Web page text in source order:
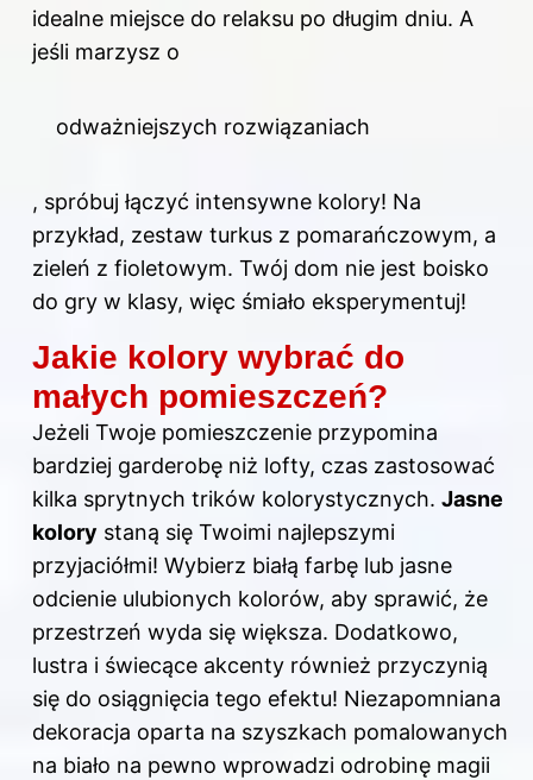
idealne miejsce do relaksu po długim dniu. A
jeśli marzysz o
odważniejszych rozwiązaniach
, spróbuj łączyć intensywne kolory! Na
przykład, zestaw turkus z pomarańczowym, a
zieleń z fioletowym. Twój dom nie jest boisko
do gry w klasy, więc śmiało eksperymentuj!
Jakie kolory wybrać do
małych pomieszczeń?
Jeżeli Twoje pomieszczenie przypomina
bardziej garderobę niż lofty, czas zastosować
kilka sprytnych trików kolorystycznych. Jasne
kolory staną się Twoimi najlepszymi
przyjaciółmi! Wybierz białą farbę lub jasne
odcienie ulubionych kolorów, aby sprawić, że
przestrzeń wyda się większa. Dodatkowo,
lustra i świecące akcenty również przyczynią
się do osiągnięcia tego efektu! Niezapomniana
dekoracja oparta na szyszkach pomalowanych
na biało na pewno wprowadzi odrobinę magii